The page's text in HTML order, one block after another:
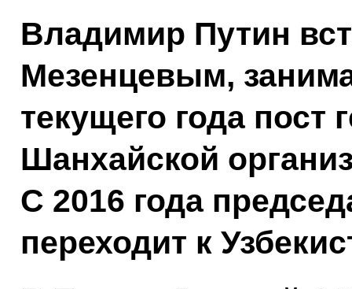
Владимир Путин
Мезенцевым,
текущего года пост
Шанхайской
С 2016 года
переходит к